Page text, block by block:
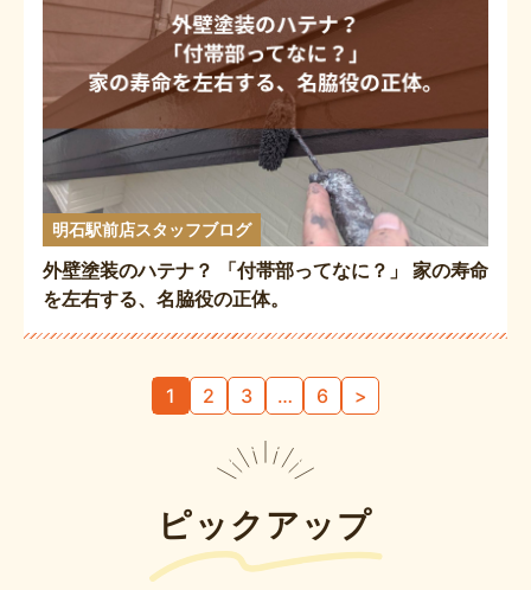
明石駅前店スタッフブログ
外壁塗装のハテナ？ 「付帯部ってなに？」 家の寿命
を左右する、名脇役の正体。
1 2 3 … 6 >
ピックアップ